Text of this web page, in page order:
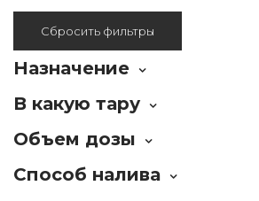
Сбросить фильтры
Назначение
В какую тару
Объем дозы
Способ налива